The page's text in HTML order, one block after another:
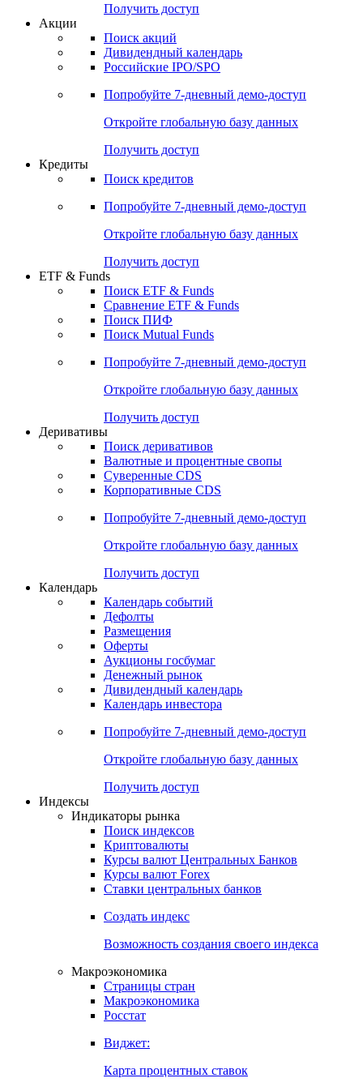
Получить доступ
Акции
Поиск акций
Дивидендный календарь
Российские IPO/SPO
Попробуйте 7-дневный демо-доступ
Откройте глобальную базу данных
Получить доступ
Кредиты
Поиск кредитов
Попробуйте 7-дневный демо-доступ
Откройте глобальную базу данных
Получить доступ
ETF & Funds
Поиск ETF & Funds
Сравнение ETF & Funds
Поиск ПИФ
Поиск Mutual Funds
Попробуйте 7-дневный демо-доступ
Откройте глобальную базу данных
Получить доступ
Деривативы
Поиск деривативов
Валютные и процентные свопы
Суверенные CDS
Корпоративные CDS
Попробуйте 7-дневный демо-доступ
Откройте глобальную базу данных
Получить доступ
Календарь
Календарь событий
Дефолты
Размещения
Оферты
Аукционы госбумаг
Денежный рынок
Дивидендный календарь
Календарь инвестора
Попробуйте 7-дневный демо-доступ
Откройте глобальную базу данных
Получить доступ
Индексы
Индикаторы рынка
Поиск индексов
Криптовалюты
Курсы валют Центральных Банков
Курсы валют Forex
Ставки центральных банков
Создать индекс
Возможность создания своего индекса
Макроэкономика
Страницы стран
Макроэкономика
Росстат
Виджет:
Карта процентных ставок